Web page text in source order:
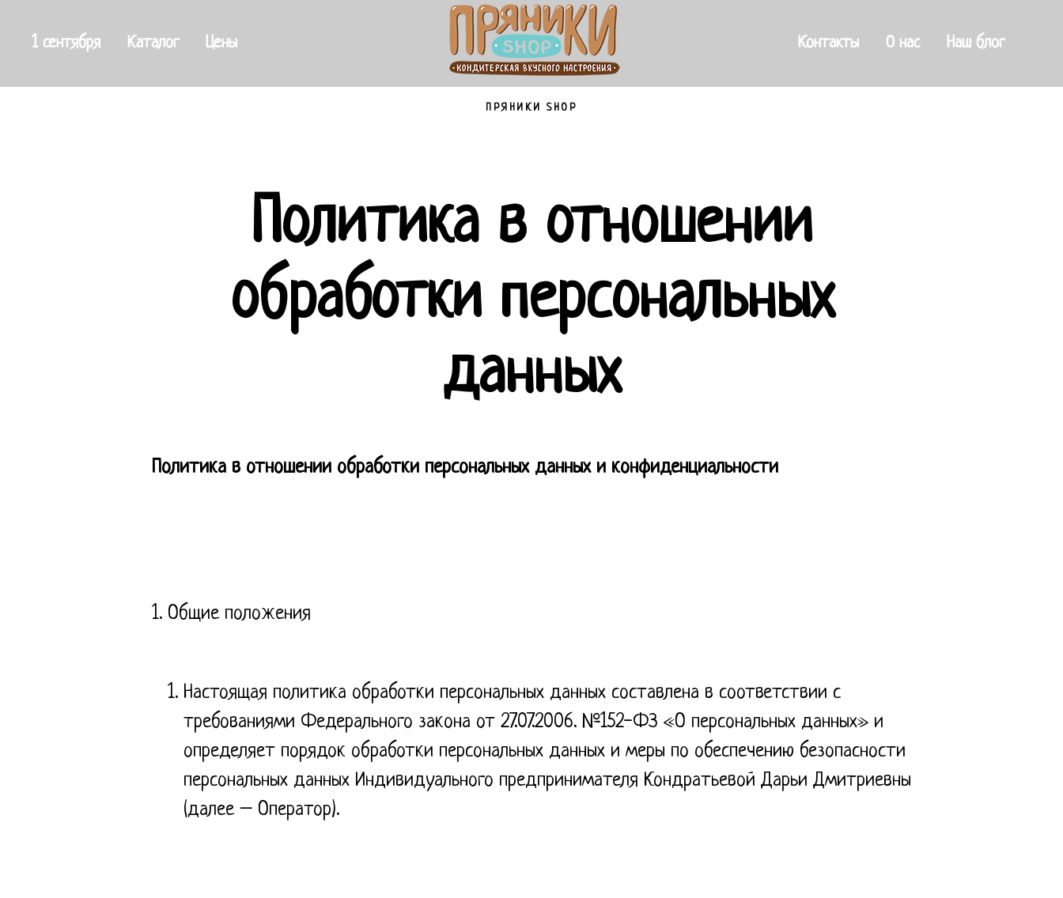
1 сентября Каталог Цены Контакты О нас Наш блог
ПРЯНИКИ SHOP
Политика в отношении
обработки персональных
данных
Политика в отношении обработки персональных данных и конфиденциальности
1. Общие положения
Настоящая политика обработки персональных данных составлена в соответствии с
требованиями Федерального закона от 27.07.2006. №152-ФЗ «О персональных данных» и
определяет порядок обработки персональных данных и меры по обеспечению безопасности
персональных данных Индивидуального предпринимателя Кондратьевой Дарьи Дмитриевны
(далее – Оператор).